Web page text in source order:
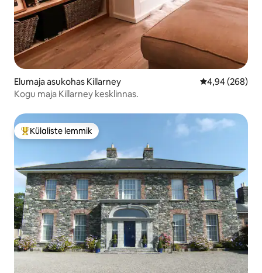
Elumaja asukohas Killarney Keskmine
4,94 (268)
Kogu maja Killarney kesklinnas.
Külaliste suur lemmik
Külaliste lemmik